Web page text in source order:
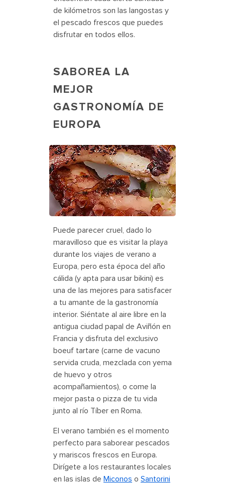
de kilómetros son las langostas y
el pescado frescos que puedes
disfrutar en todos ellos.
SABOREA LA
MEJOR
GASTRONOMÍA DE
EUROPA
Grilled octopus on a white plate with
a lemon on the side
Puede parecer cruel, dado lo
maravilloso que es visitar la playa
durante los viajes de verano a
Europa, pero esta época del año
cálida (y apta para usar bikini) es
una de las mejores para satisfacer
a tu amante de la gastronomía
interior. Siéntate al aire libre en la
antigua ciudad papal de Aviñón en
Francia y disfruta del exclusivo
boeuf tartare (carne de vacuno
servida cruda, mezclada con yema
de huevo y otros
acompañamientos), o come la
mejor pasta o pizza de tu vida
junto al río Tíber en Roma.
El verano también es el momento
perfecto para saborear pescados
y mariscos frescos en Europa.
Dirígete a los restaurantes locales
en las islas de Miconos o Santorini